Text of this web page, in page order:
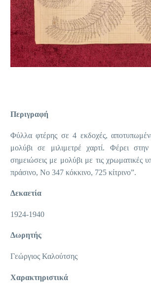
Περιγραφή
Φύλλα φτέρης σε 4 εκδοχές,
μολύβι σε μιλιμετρέ χαρτί. Φέρει
σημειώσεις με μολύβι με τις χρωματικές
πράσινο, Νο 347 κόκκινο, 725 κίτρινο”.
Δεκαετία
1924-1940
Δωρητής
Γεώργιος Καλούτσης
Χαρακτηριστικά